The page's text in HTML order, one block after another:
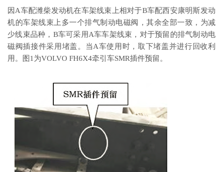
因A车配潍柴发动机在车架线束上相对于B车配西安康明斯发动
机的车架线束上多一个排气制动电磁阀，其余全部一致，为减
少线束品种，B车可采用A车车架线束，对于预留的排气制动电
磁阀插接件采用堵盖。当A车使用时，取下堵盖并进行回收利
用。图1为VOLVO FH6X4牵引车SMR插件预留。